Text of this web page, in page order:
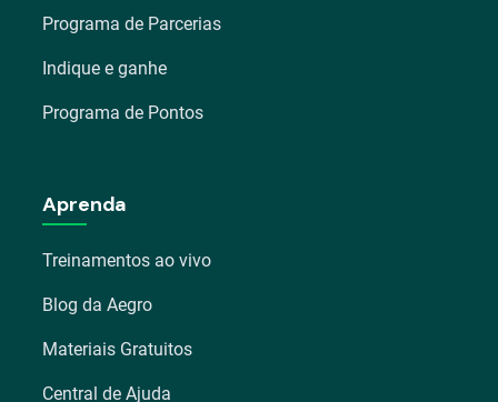
Programa de Parcerias
Indique e ganhe
Programa de Pontos
Aprenda
Treinamentos ao vivo
Blog da Aegro
Materiais Gratuitos
Central de Ajuda